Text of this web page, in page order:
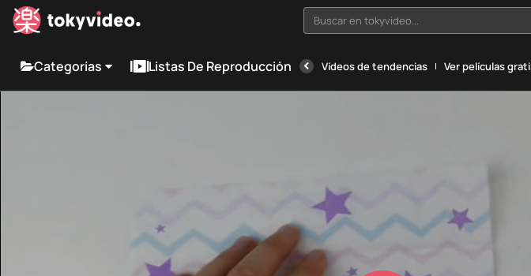
Buscar en tokyvideo...
Categorías Listas De Reproducción Vídeos de tendencias Ver películas